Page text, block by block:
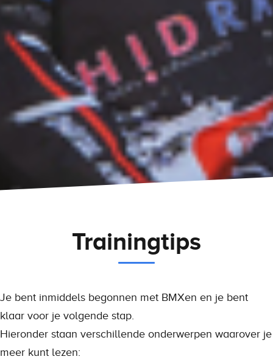
Trainingtips
Je bent inmiddels begonnen met BMXen en je bent
klaar voor je volgende stap.
Hieronder staan verschillende onderwerpen waarover je
meer kunt lezen: